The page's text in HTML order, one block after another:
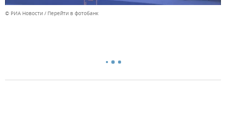
© РИА Новости Перейти в фотобанк